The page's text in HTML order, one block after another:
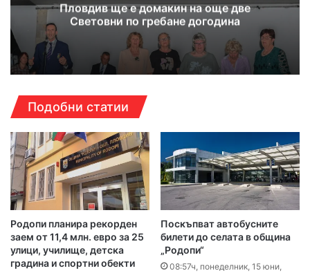
Пловдив ще е домакин на още две
Световни по гребане догодина
Подобни статии
Родопи планира рекорден
заем от 11,4 млн. евро за 25
улици, училище, детска
градина и спортни обекти
Поскъпват автобусните
билети до селата в община
„Родопи“
08:57ч, понеделник, 15 юни,